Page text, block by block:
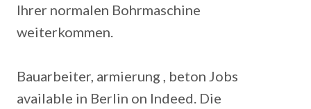
Ihrer normalen Bohrmaschine
weiterkommen.
Bauarbeiter, armierung , beton Jobs
available in Berlin on Indeed. Die